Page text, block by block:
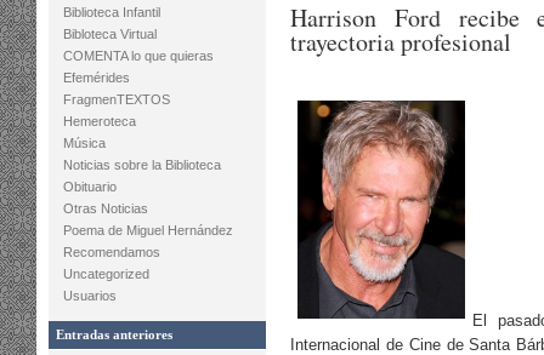
Biblioteca Infantil
Bibloteca Virtual
COMENTA lo que quieras
Efemérides
FragmenTEXTOS
Hemeroteca
Música
Noticias sobre la Biblioteca
Obituario
Otras Noticias
Poema de Miguel Hernández
Recomendamos
Uncategorized
Usuarios
Entradas anteriores
Harrison Ford
trayectoria profesional
El
Internacional de Cine de Santa